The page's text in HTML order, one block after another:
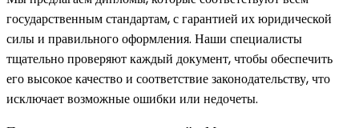
государственным стандартам, с гарантией их юридической
силы и правильного оформления. Наши специалисты
тщательно проверяют каждый документ, чтобы обеспечить
его высокое качество и соответствие законодательству, что
исключает возможные ошибки или недочеты.